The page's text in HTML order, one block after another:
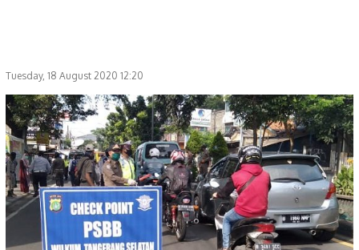
Tuesday, 18 August 2020 12:20